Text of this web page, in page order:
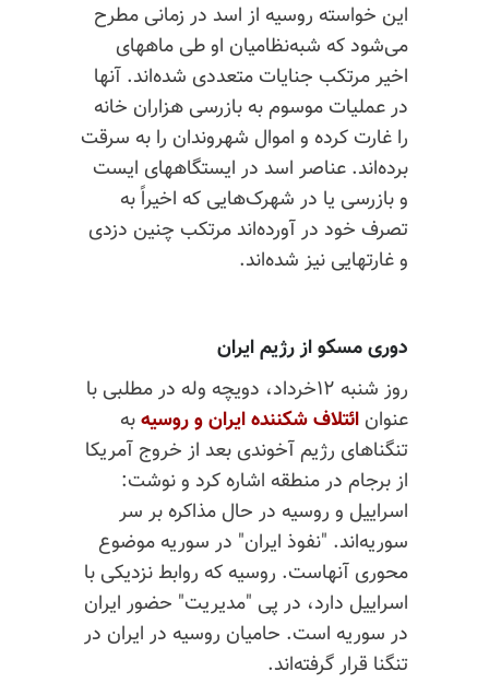
این خواسته روسیه از اسد در زمانی مطرح
می‌شود که شبه‌‌نظامیان او طی ماههای
اخیر مرتکب جنایات متعددی شده‌اند. آنها
در عملیات موسوم به بازرسی هزاران خانه
را غارت کرده و اموال شهروندان را به سرقت
برده‌اند. عناصر اسد در ایستگاههای ایست
و بازرسی یا در شهرک‌هایی که اخیراً به
تصرف خود در آورده‌اند مرتکب چنین دزدی
و غارتهایی نیز شده‌اند.
دوری مسکو از رژیم ایران
روز شنبه ۱۲خرداد، دویچه وله در مطلبی با
عنوان ائتلاف شکننده ایران و روسیهبه
تنگناهای رژیم آخوندی بعد از خروج آمریکا
از برجام در منطقه اشاره کرد و نوشت:
اسراییل و روسیه در حال مذاکره بر سر
سوریه‌اند. "نفوذ ایران" در سوریه موضوع
محوری آنهاست. روسیه که روابط نزدیکی با
اسراییل دارد، در پی "مدیریت" حضور ایران
در سوریه است. حامیان روسیه در ایران در
تنگنا قرار گرفته‌اند.